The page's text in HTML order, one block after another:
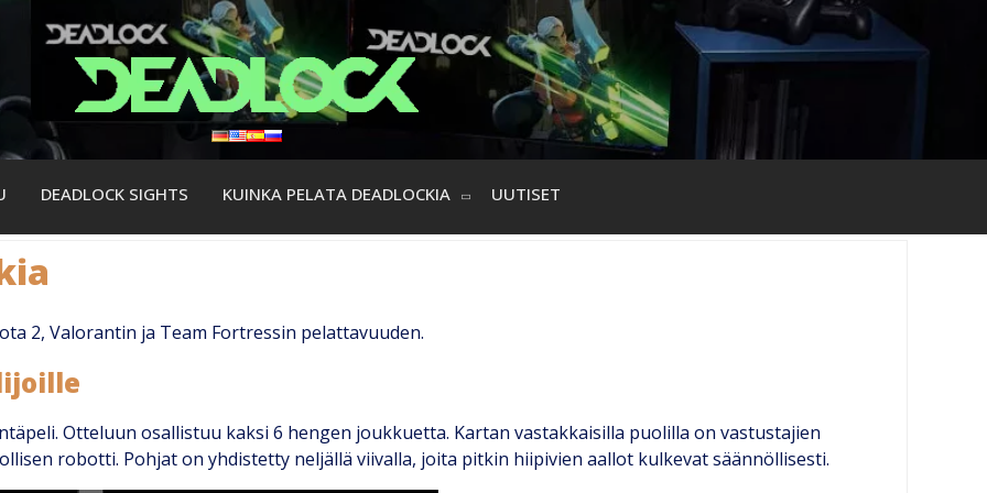
DEADLOCK SIGHTS KUINKA PELATA DEADLOCKIA UUTISET
2, Valorantin ja Team Fortressin pelattavuuden.
Otteluun osallistuu kaksi 6 hengen joukkuetta. Kartan vastakkaisilla puolilla on vastustajien
robotti. Pohjat on yhdistetty neljällä viivalla, joita pitkin hiipivien aallot kulkevat säännöllisesti.